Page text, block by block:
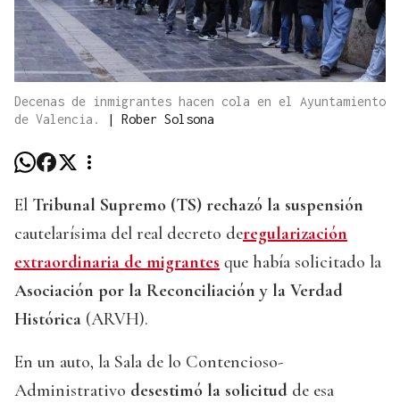
Decenas de inmigrantes hacen cola en el Ayuntamiento
de Valencia.
| Rober Solsona
El Tribunal Supremo (TS) rechazó la suspensión
cautelarísima del real decreto deregularización
extraordinaria de migrantes que había solicitado la
Asociación por la Reconciliación y la Verdad
Histórica (ARVH).
En un auto, la Sala de lo Contencioso-
Administrativo desestimó la solicitud de esa